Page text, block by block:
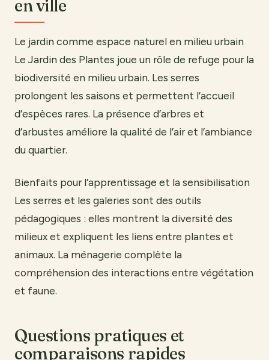
en ville
Le jardin comme espace naturel en milieu urbain
Le Jardin des Plantes joue un rôle de refuge pour la
biodiversité en milieu urbain. Les serres
prolongent les saisons et permettent l’accueil
d’espèces rares. La présence d’arbres et
d’arbustes améliore la qualité de l’air et l’ambiance
du quartier.
Bienfaits pour l’apprentissage et la sensibilisation
Les serres et les galeries sont des outils
pédagogiques : elles montrent la diversité des
milieux et expliquent les liens entre plantes et
animaux. La ménagerie complète la
compréhension des interactions entre végétation
et faune.
Questions pratiques et
comparaisons rapides